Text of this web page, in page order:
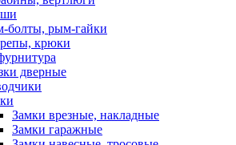
болты, рым-гайки
крюки
дверные
Замки врезные, накладные
Замки гаражные